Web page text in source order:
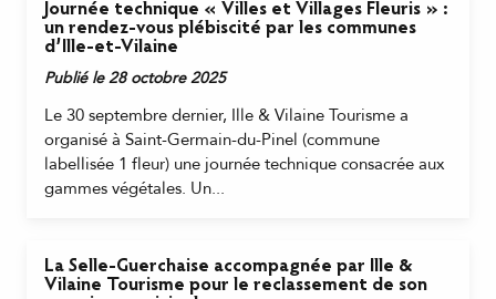
Journée technique « Villes et Villages Fleuris » :
un rendez-vous plébiscité par les communes
d’Ille-et-Vilaine
Publié le 28 octobre 2025
Le 30 septembre dernier, Ille & Vilaine Tourisme a
organisé à Saint-Germain-du-Pinel (commune
labellisée 1 fleur) une journée technique consacrée aux
gammes végétales. Un...
La Selle-Guerchaise accompagnée par Ille &
Vilaine Tourisme pour le reclassement de son